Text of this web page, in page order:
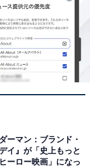
レブや『今日か
先生など、個性
公開の主演映画
なった坊主・孝
います。
んな役に挑戦し
（50代女性）、
ーマン：ブランド・
イ』が「史上もっと
ーロー映画」になっ